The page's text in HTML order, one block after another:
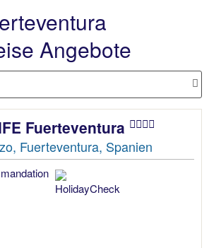
Angebote
Fuerteventura
Fuerteventura, Spanien